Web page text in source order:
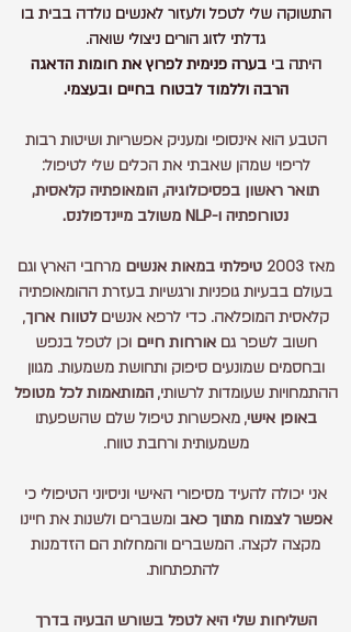
התשוקה שלי לטפל ולעזור לאנשים נולדה בבית בו
גדלתי לזוג הורים ניצולי שואה.
היתה ביבערה פנימית לפרוץ את חומות הדאגה
הרבה וללמוד לבטוח בחיים ובעצמי.
הטבע הוא אינסופי ומעניק אפשריות ושיטות רבות
לריפוי שמהן שאבתי את הכלים שלי לטיפול:
תואר ראשון בפסיכולוגיה, הומאופתיה קלאסית,
נטורופתיה ו-NLP משולב מיינדפולנס.
מאז 2003 טיפלתי במאות אנשים מרחבי הארץ וגם
בעולם בבעיות גופניות ורגשיות בעזרת ההומאופתיה
קלאסית המופלאה. כדי לרפא אנשיםלטווח ארוך,
חשוב לשפר גםאורחות חיים וכן לטפל בנפש
ובחסמים שמונעים סיפוק ותחושת משמעות. מגוון
ההתמחויות שעומדות לרשותי,המותאמות לכל מטופל
באופן אישי, מאפשרות טיפול שלם שהשפעתו
משמעותית ורחבת טווח.
אני יכולה להעיד מסיפורי האישי וניסיוני הטיפולי כי
אפשר לצמוח מתוך כאב ומשברים ולשנות את חיינו
מקצה לקצה. המשברים והמחלות הם הזדמנות
להתפתחות.
השליחות שלי היא לטפל בשורש הבעיה בדרך